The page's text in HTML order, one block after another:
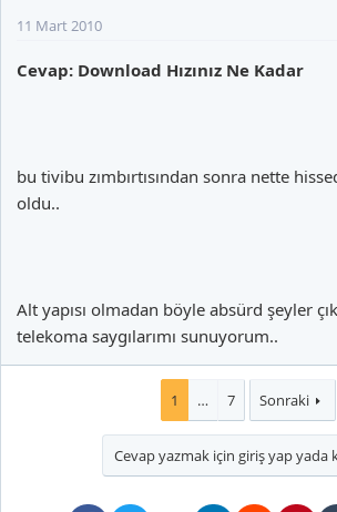
11 Mart 2010
Cevap: Download Hızınız Ne Kadar
bu tivibu zımbırtısından sonra nette
oldu..
Alt yapısı olmadan böyle absürd şeyler
telekoma saygılarımı sunuyorum..
1 … 7 Sonraki
Cevap yazmak için giriş yap yada